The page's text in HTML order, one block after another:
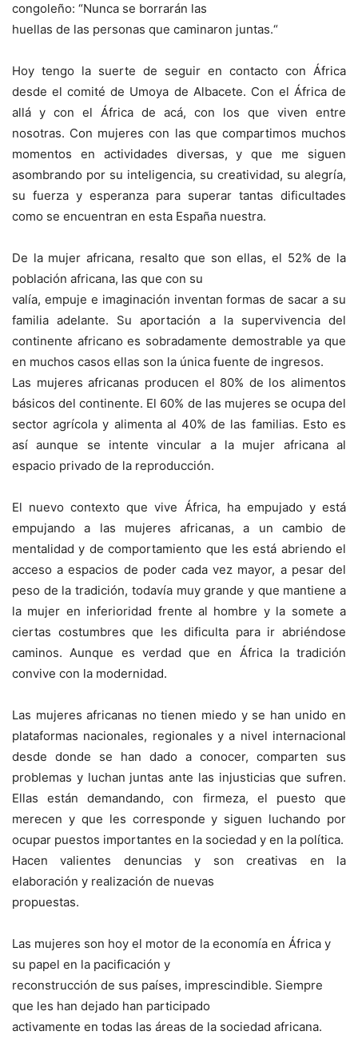
congoleño: “Nunca se borrarán las
huellas de las personas que caminaron juntas.“
Hoy tengo la suerte de seguir en contacto con África
desde el comité de Umoya de Albacete. Con el África de
allá y con el África de acá, con los que viven entre
nosotras. Con mujeres con las que compartimos muchos
momentos en actividades diversas, y que me siguen
asombrando por su inteligencia, su creatividad, su alegría,
su fuerza y esperanza para superar tantas dificultades
como se encuentran en esta España nuestra.
De la mujer africana, resalto que son ellas, el 52% de la
población africana, las que con su
valía, empuje e imaginación inventan formas de sacar a su
familia adelante. Su aportación a la supervivencia del
continente africano es sobradamente demostrable ya que
en muchos casos ellas son la única fuente de ingresos.
Las mujeres africanas producen el 80% de los alimentos
básicos del continente. El 60% de las mujeres se ocupa del
sector agrícola y alimenta al 40% de las familias. Esto es
así aunque se intente vincular a la mujer africana al
espacio privado de la reproducción.
El nuevo contexto que vive África, ha empujado y está
empujando a las mujeres africanas, a un cambio de
mentalidad y de comportamiento que les está abriendo el
acceso a espacios de poder cada vez mayor, a pesar del
peso de la tradición, todavía muy grande y que mantiene a
la mujer en inferioridad frente al hombre y la somete a
ciertas costumbres que les dificulta para ir abriéndose
caminos. Aunque es verdad que en África la tradición
convive con la modernidad.
Las mujeres africanas no tienen miedo y se han unido en
plataformas nacionales, regionales y a nivel internacional
desde donde se han dado a conocer, comparten sus
problemas y luchan juntas ante las injusticias que sufren.
Ellas están demandando, con firmeza, el puesto que
merecen y que les corresponde y siguen luchando por
ocupar puestos importantes en la sociedad y en la política.
Hacen valientes denuncias y son creativas en la
elaboración y realización de nuevas
propuestas.
Las mujeres son hoy el motor de la economía en África y
su papel en la pacificación y
reconstrucción de sus países, imprescindible. Siempre
que les han dejado han participado
activamente en todas las áreas de la sociedad africana.